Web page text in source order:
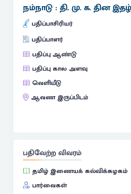
நம்நாடு : தி. மு. க. தின இதழ்
பதிப்பாசிரியர்
பதிப்பாளர்
பதிப்பு ஆண்டு
பதிப்பு கால அளவு
வெளியீடு
ஆவண இருப்பிடம்
பதிவேற்ற விவரம்
தமிழ் இணையக் கல்விக்கழகம்
பார்வைகள்